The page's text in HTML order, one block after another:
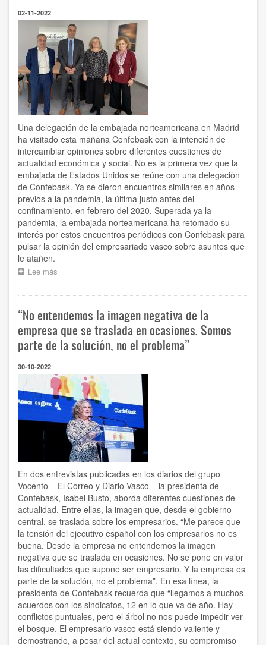
02-11-2022
Una delegación de la embajada norteamericana en Madrid
ha visitado esta mañana Confebask con la intención de
intercambiar opiniones sobre diferentes cuestiones de
actualidad económica y social. No es la primera vez que la
embajada de Estados Unidos se reúne con una delegación
de Confebask. Ya se dieron encuentros similares en años
previos a la pandemia, la última justo antes del
confinamiento, en febrero del 2020. Superada ya la
pandemia, la embajada norteamericana ha retomado su
interés por estos encuentros periódicos con Confebask para
pulsar la opinión del empresariado vasco sobre asuntos que
le atañen.
Lee más
con
delegación
de
de
Estados
Unidos
“No entendemos la imagen negativa de la
empresa que se traslada en ocasiones. Somos
parte de la solución, no el problema”
30-10-2022
En dos entrevistas publicadas en los diarios del grupo
Vocento – El Correo y Diario Vasco – la presidenta de
Confebask, Isabel Busto, aborda diferentes cuestiones de
actualidad. Entre ellas, la imagen que, desde el gobierno
central, se traslada sobre los empresarios. “Me parece que
la tensión del ejecutivo español con los empresarios no es
buena. Desde la empresa no entendemos la imagen
negativa que se traslada en ocasiones. No se pone en valor
las dificultades que supone ser empresario. Y la empresa es
parte de la solución, no el problema”. En esa línea, la
presidenta de Confebask recuerda que “llegamos a muchos
acuerdos con los sindicatos, 12 en lo que va de año. Hay
conflictos puntuales, pero el árbol no nos puede impedir ver
el bosque. El empresario vasco está siendo valiente y
demostrando, a pesar del actual contexto, su compromiso